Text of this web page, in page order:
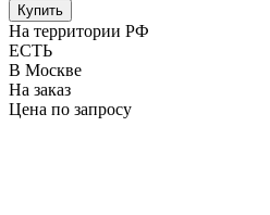
Купить
На территории РФ
ЕСТЬ
В Москве
На заказ
Цена по запросу